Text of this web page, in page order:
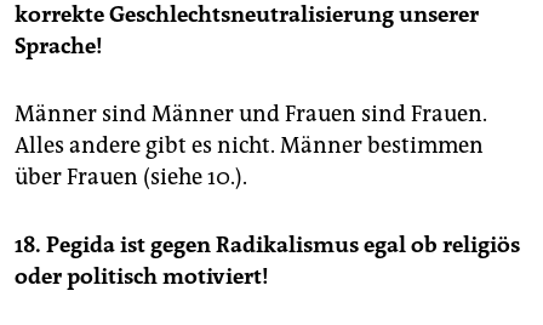
korrekte Geschlechtsneutralisierung unserer
Sprache!
Männer sind Männer und Frauen sind Frauen.
Alles andere gibt es nicht. Männer bestimmen
über Frauen (siehe 10.).
18. Pegida ist gegen Radikalismus egal ob religiös
oder politisch motiviert!